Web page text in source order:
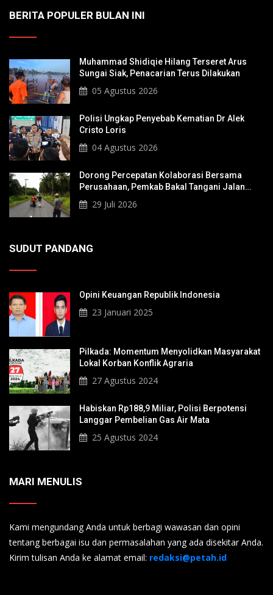
BERITA POPULER BULAN INI
Muhammad Shidiqie Hilang Terseret Arus
Sungai Siak, Penacarian Terus Dilakukan
05 Agustus 2026
Polisi Ungkap Penyebab Kematian Dr Alek
Cristo Loris
04 Agustus 2026
Dorong Percepatan Kolaborasi Bersama
Perusahaan, Pemkab Bakal Tangani Jalan
KITB - Sungai Rawa Yang Rusak
29 Juli 2026
SUDUT PANDANG
Opini Keuangan Republik Indonesia
23 Januari 2025
Pilkada: Momentum Menyolidkan Masyarakat
Lokal Korban Konflik Agraria
27 Agustus 2024
Habiskan Rp188,9 Miliar, Polisi Berpotensi
Langgar Pembelian Gas Air Mata
25 Agustus 2024
MARI MENULIS
Kami mengundang Anda untuk berbagi wawasan dan opini
tentang berbagai isu dan permasalahan yang ada disekitar Anda.
Kirim tulisan Anda ke alamat email: redaksi@petah.id